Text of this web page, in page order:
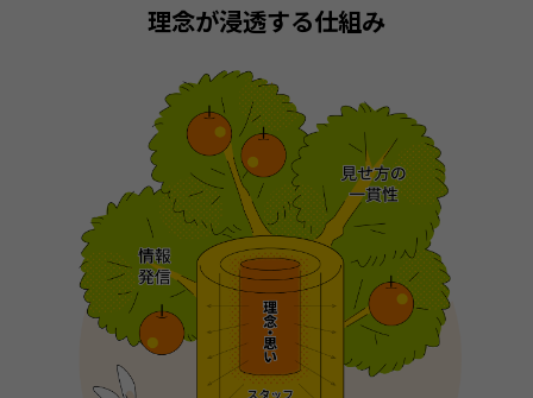
理念が浸透する仕組み